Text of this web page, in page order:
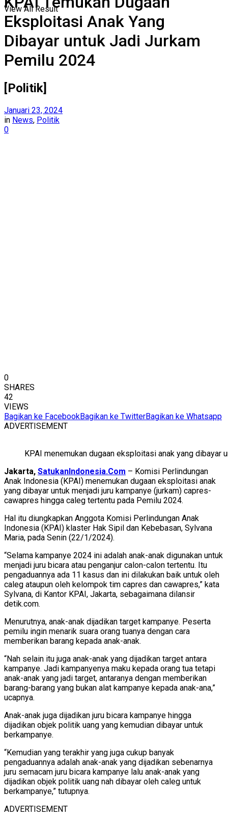
View All Result
Eksploitasi Anak Yang
Dibayar untuk Jadi Jurkam
Pemilu 2024
[Politik]
Januari 23, 2024
in News, Politik
0
0
SHARES
42
VIEWS
Bagikan ke FacebookBagikan ke TwitterBagikan ke Whatsapp
ADVERTISEMENT
KPAI menemukan dugaan eksploitasi anak yang dibayar
Jakarta, SatukanIndonesia.Com – Komisi Perlindungan
Anak Indonesia (KPAI) menemukan dugaan eksploitasi anak
yang dibayar untuk menjadi juru kampanye (jurkam) capres-
cawapres hingga caleg tertentu pada Pemilu 2024.
Hal itu diungkapkan Anggota Komisi Perlindungan Anak
Indonesia (KPAI) klaster Hak Sipil dan Kebebasan, Sylvana
Maria, pada Senin (22/1/2024).
“Selama kampanye 2024 ini adalah anak-anak digunakan untuk
menjadi juru bicara atau penganjur calon-calon tertentu. Itu
pengaduannya ada 11 kasus dan ini dilakukan baik untuk oleh
caleg ataupun oleh kelompok tim capres dan cawapres,” kata
Sylvana, di Kantor KPAI, Jakarta, sebagaimana dilansir
detik.com.
Menurutnya, anak-anak dijadikan target kampanye. Peserta
pemilu ingin menarik suara orang tuanya dengan cara
memberikan barang kepada anak-anak.
“Nah selain itu juga anak-anak yang dijadikan target antara
kampanye. Jadi kampanyenya maku kepada orang tua tetapi
anak-anak yang jadi target, antaranya dengan memberikan
barang-barang yang bukan alat kampanye kepada anak-ana,”
ucapnya.
Anak-anak juga dijadikan juru bicara kampanye hingga
dijadikan objek politik uang yang kemudian dibayar untuk
berkampanye.
“Kemudian yang terakhir yang juga cukup banyak
pengaduannya adalah anak-anak yang dijadikan sebenarnya
juru semacam juru bicara kampanye lalu anak-anak yang
dijadikan objek politik uang nah dibayar oleh caleg untuk
berkampanye,” tutupnya.
ADVERTISEMENT